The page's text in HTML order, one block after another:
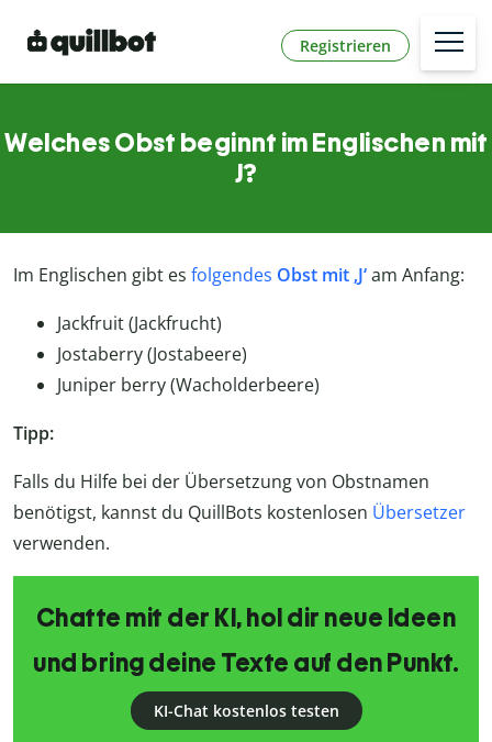
Registrieren
Welches Obst beginnt im Englischen mit
J?
Im Englischen gibt es folgendes Obst mit ‚J‘am Anfang:
Jackfruit (Jackfrucht)
Jostaberry (Jostabeere)
Juniper berry (Wacholderbeere)
Tipp:
Falls du Hilfe bei der Übersetzung von Obstnamen
benötigst, kannst du QuillBots kostenlosen Übersetzer
verwenden.
Chatte mit der KI, hol dir neue Ideen
und bring deine Texte auf den Punkt.
KI-Chat kostenlos testen